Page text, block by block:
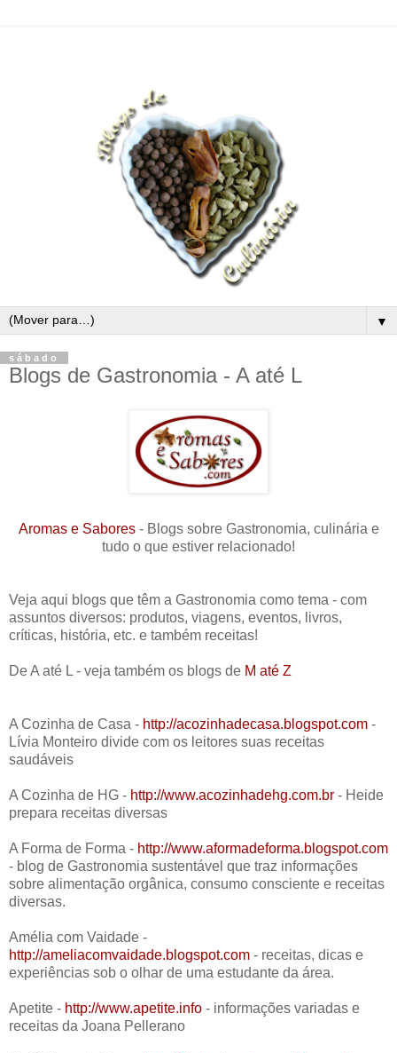
▼
sábado
Blogs de Gastronomia - A até L
Aromas e Sabores- Blogs sobre Gastronomia, culinária e
tudo o que estiver relacionado!
Veja aqui blogs que têm a Gastronomia como tema - com
assuntos diversos: produtos, viagens, eventos, livros,
críticas, história, etc. e também receitas!
De A até L - veja também os blogs de M até Z
A Cozinha de Casa - http://acozinhadecasa.blogspot.com -
Lívia Monteiro divide com os leitores suas receitas
saudáveis
A Cozinha de HG - http://www.acozinhadehg.com.br - Heide
prepara receitas diversas
A Forma de Forma - http://www.aformadeforma.blogspot.com
- blog de Gastronomia sustentável que traz informações
sobre alimentação orgânica, consumo consciente e receitas
diversas.
Amélia com Vaidade -
http://ameliacomvaidade.blogspot.com - receitas, dicas e
experiências sob o olhar de uma estudante da área.
Apetite - http://www.apetite.info - informações variadas e
receitas da Joana Pellerano